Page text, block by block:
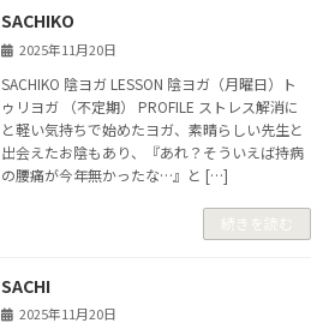
SACHIKO
2025年11月20日
SACHIKO 陰ヨガ LESSON 陰ヨガ（月曜日）ト
ゥリヨガ （不定期） PROFILE ストレス解消に
と軽い気持ちで始めたヨガ、素晴らしい先生と
出会えたお陰もあり、『あれ？そういえば持病
の腰痛が今年無かったな…』と […]
続きを読む
SACHI
2025年11月20日